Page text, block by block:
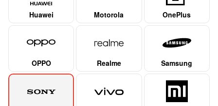
Huawei Motorola OnePlus
OPPO Realme Samsung